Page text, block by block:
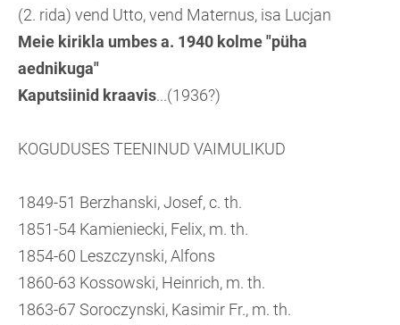
(2. rida) vend Utto, vend Maternus, isa Lucjan
Meie kirikla umbes a. 1940 kolme "püha
aednikuga"
Kaputsiinid kraavis...(1936?)
KOGUDUSES TEENINUD VAIMULIKUD
1849-51 Berzhanski, Josef, c. th.
1851-54 Kamieniecki, Felix, m. th.
1854-60 Leszczynski, Alfons
1860-63 Kossowski, Heinrich, m. th.
1863-67 Soroczynski, Kasimir Fr., m. th.